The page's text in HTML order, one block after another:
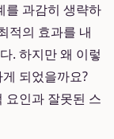
를 과감히 생략하
적의 효과를 내
. 하지만 왜 이렇
되었을까요?
요인과 잘못된 스